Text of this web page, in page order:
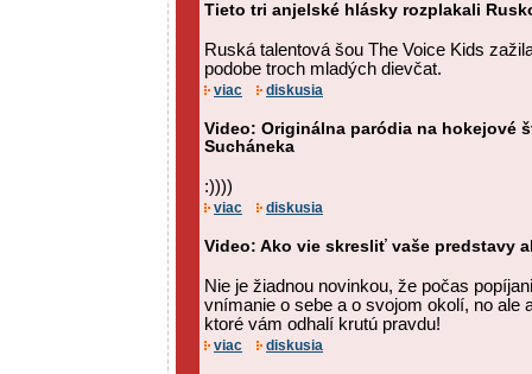
Tieto tri anjelské hlásky rozplakali
Ruská talentová šou The Voice Kids
podobe troch mladých dievčat.
viac diskusia
Video: Originálna paródia na hokejové
Sucháneka
:))))
viac diskusia
Video: Ako vie skresliť vaše predstavy
Nie je žiadnou novinkou, že počas
vnímanie o sebe a o svojom okolí, no ale
ktoré vám odhalí krutú pravdu!
viac diskusia